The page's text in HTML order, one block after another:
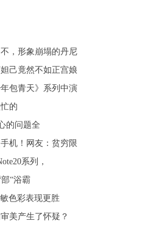
，形象崩塌的丹尼
己竟然不如正宫娘
包青天》系列中演
的
的问题全
机！网友：贫穷限
系列，
“浴霸
色彩表现更胜
美产生了怀疑？